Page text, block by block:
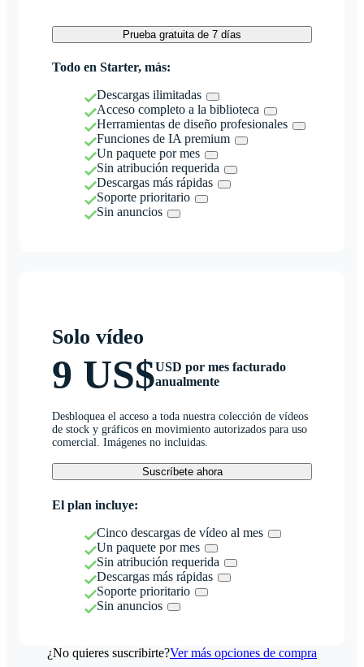
Prueba gratuita de 7 días
Todo en Starter, más:
Descargas ilimitadas
Acceso completo a la biblioteca
Herramientas de diseño profesionales
Funciones de IA premium
Un paquete por mes
Sin atribución requerida
Descargas más rápidas
Soporte prioritario
Sin anuncios
Solo vídeo
9 US$USD por mes facturado
anualmente
Desbloquea el acceso a toda nuestra colección de vídeos
de stock y gráficos en movimiento autorizados para uso
comercial. Imágenes no incluidas.
Suscríbete ahora
El plan incluye:
Cinco descargas de vídeo al mes
Un paquete por mes
Sin atribución requerida
Descargas más rápidas
Soporte prioritario
Sin anuncios
¿No quieres suscribirte?Ver más opciones de compra